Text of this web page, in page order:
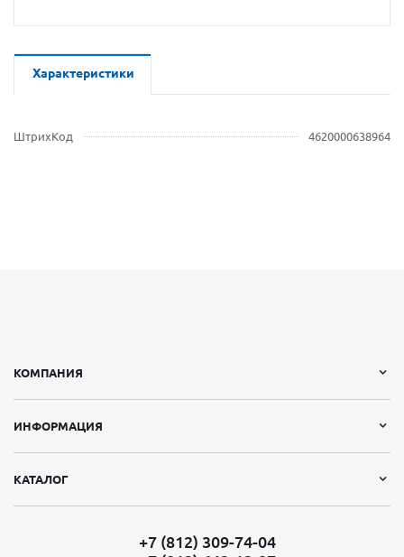
Характеристики
ШтрихКод 4620000638964
КОМПАНИЯ
ИНФОРМАЦИЯ
КАТАЛОГ
+7 (812) 309-74-04